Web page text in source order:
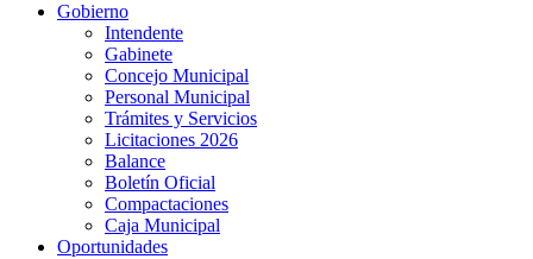
Gobierno
Intendente
Gabinete
Concejo Municipal
Personal Municipal
Trámites y Servicios
Licitaciones 2026
Balance
Boletín Oficial
Compactaciones
Caja Municipal
Oportunidades